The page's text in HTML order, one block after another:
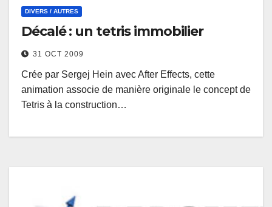
DIVERS / AUTRES
Décalé : un tetris immobilier
31 OCT 2009
Crée par Sergej Hein avec After Effects, cette
animation associe de manière originale le concept de
Tetris à la construction…